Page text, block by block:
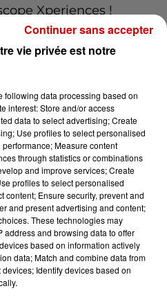
Xperiences !
!
Voir plus
figure
de
féminin
vie privée est notre
following data processing based on
interest: Store and/or access
data to select advertising; Create
Use profiles to select personalised
Measure content
through statistics or combinations
and improve services; Create
profiles to select personalised
content; Ensure security, prevent and
and present advertising and content;
These technologies may
address and browsing data to offer
based on information actively
data; Match and combine data from
Identify devices based on
Continuer sans accepter